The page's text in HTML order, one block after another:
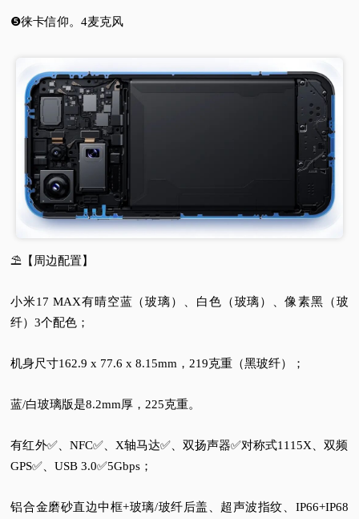
❺徕卡信仰。4麦克风
⛱️【周边配置】
小米17 MAX有晴空蓝（玻璃）、白色（玻璃）、像素黑（玻
纤）3个配色；
机身尺寸162.9 x 77.6 x 8.15mm，219克重（黑玻纤）；
蓝/白玻璃版是8.2mm厚，225克重。
有红外✅️、NFC✅️、X轴马达✅️、双扬声器✅️对称式1115X、双频
GPS✅️、USB 3.0✅️5Gbps；
铝合金磨砂直边中框+玻璃/玻纤后盖、超声波指纹、IP66+IP68